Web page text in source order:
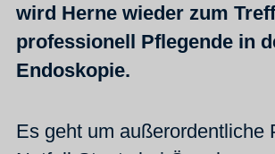
wird Herne wieder zum
professionell Pflegende in
Endoskopie.
Es geht um außerordentliche